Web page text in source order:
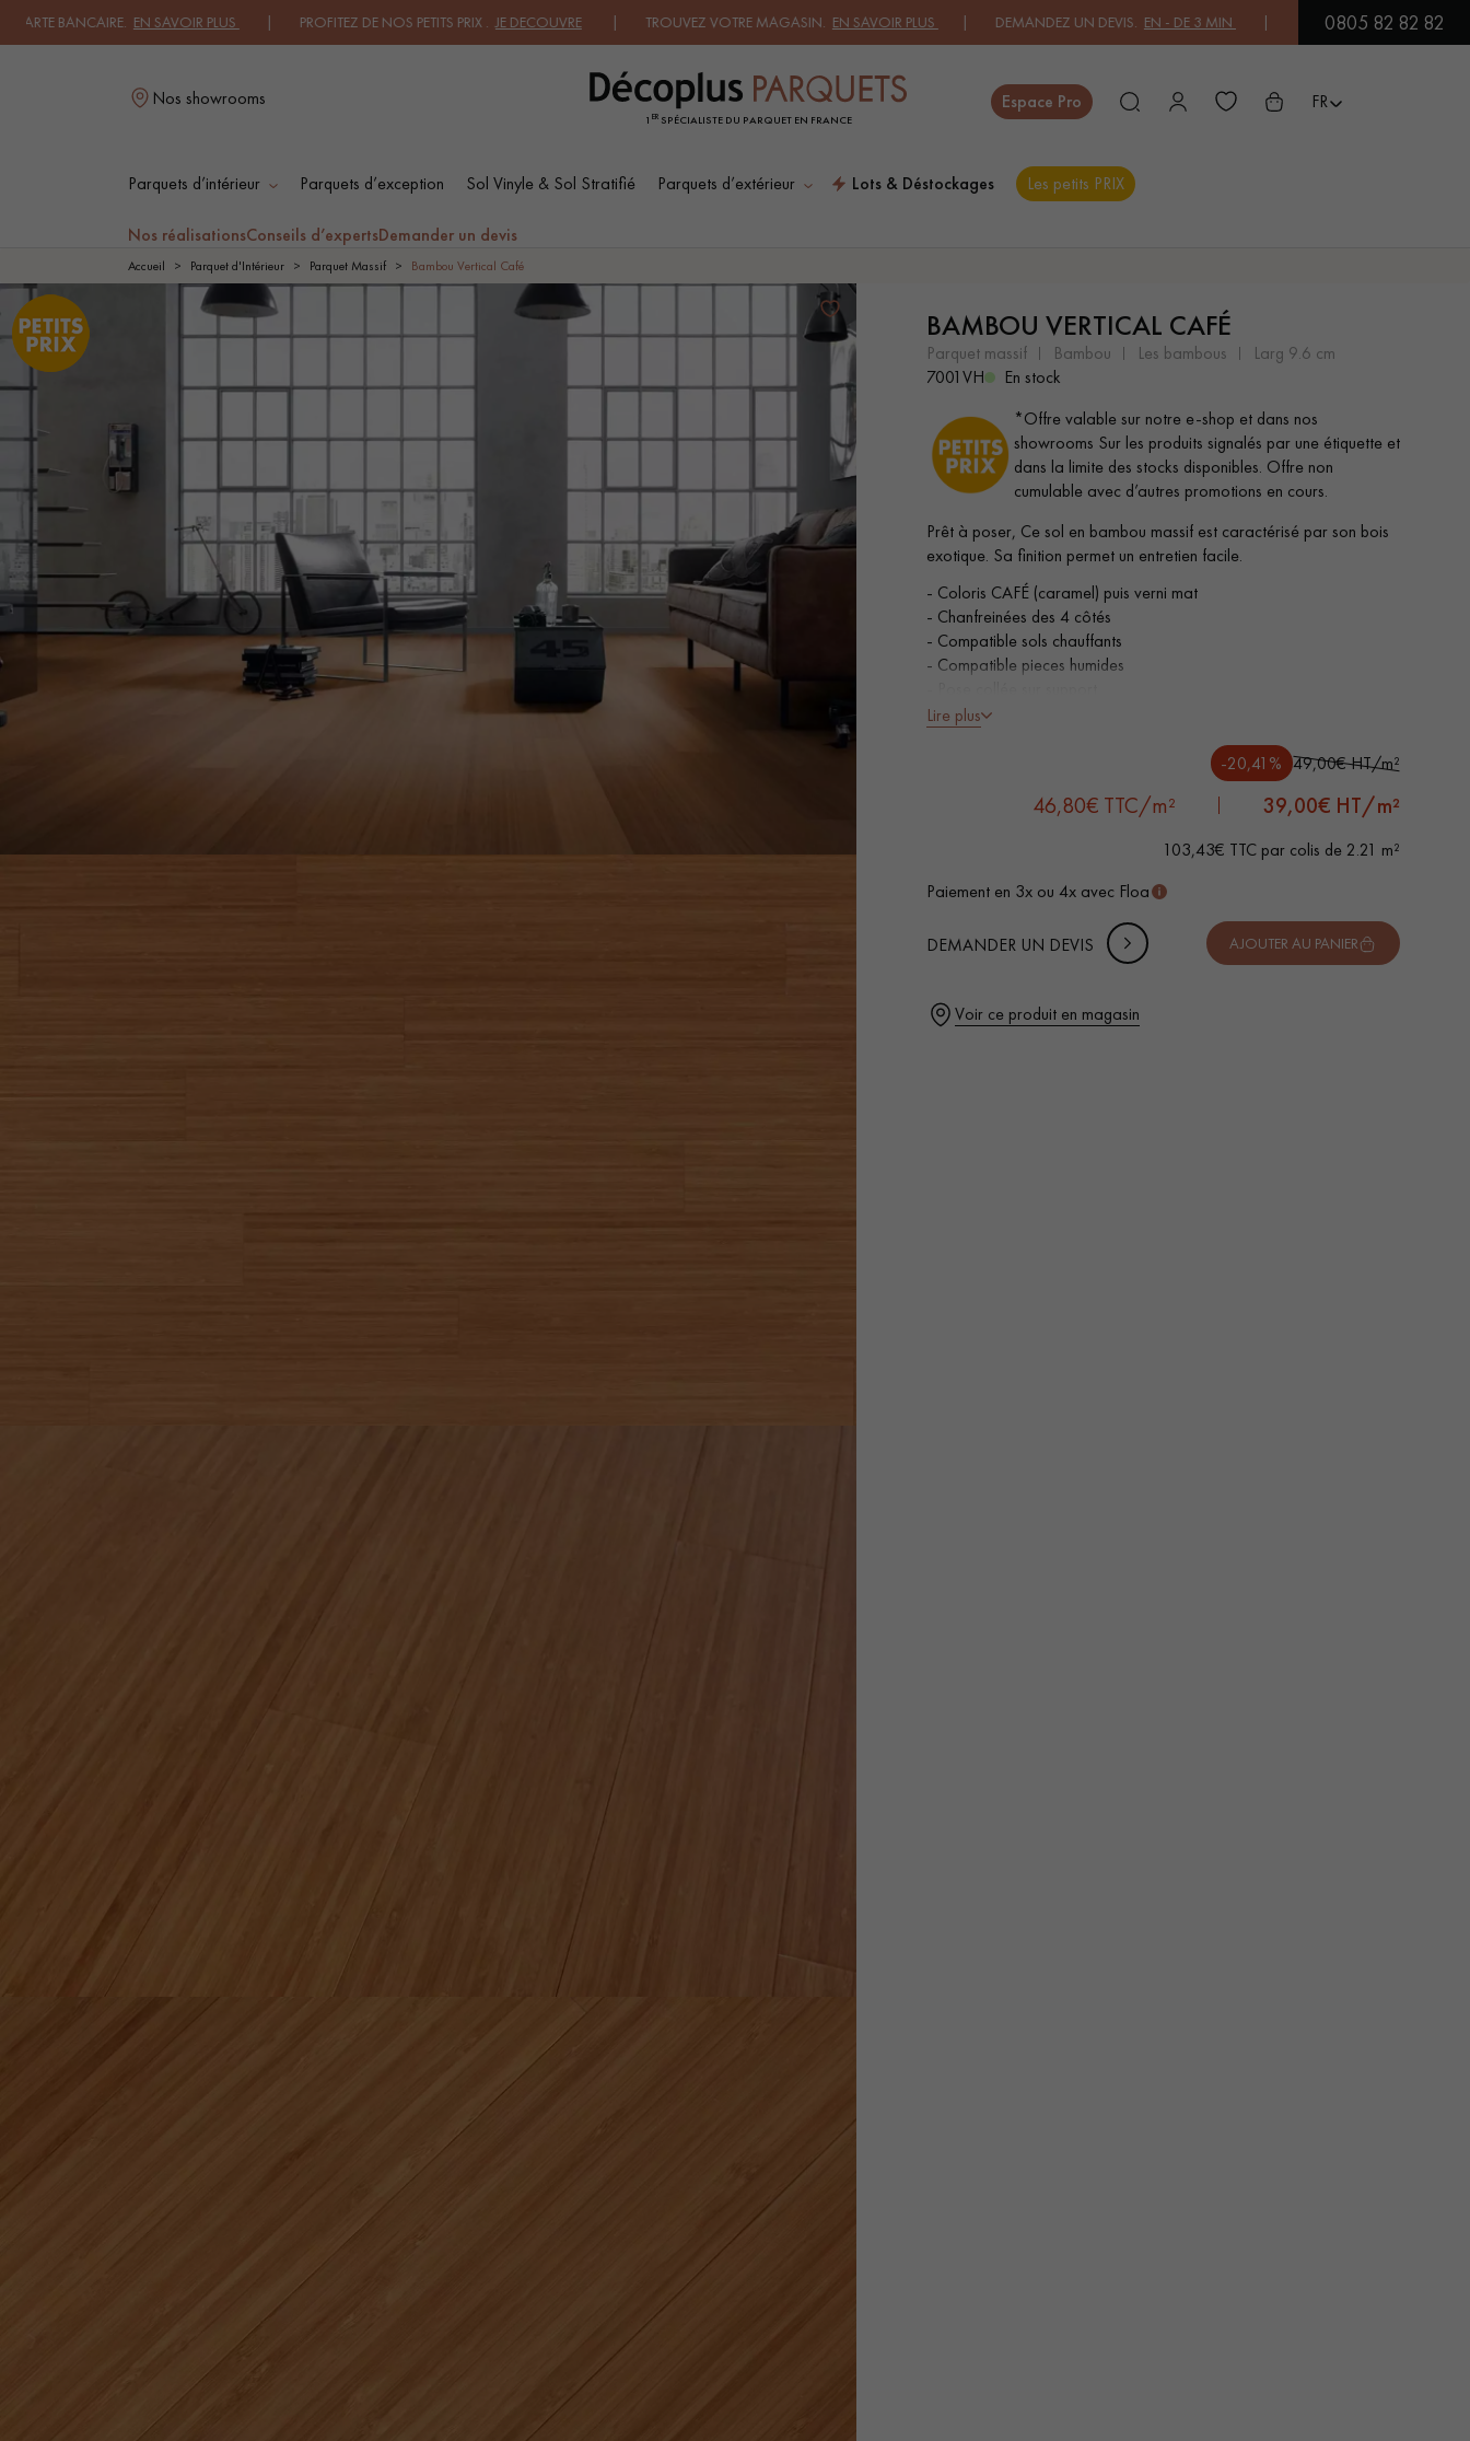
EN SAVOIR PLUS| PROFITEZ DE NOS PETITS PRIX .JE DECOUVRE | TROUVEZ VOTRE MAGASIN.EN SAVOIR PLUS| DEMANDEZ UN DEVIS. EN - DE 3 MIN | PAYEZ EN 3X OU 4X SANS FRAIS PAR
0805 82 82 82
Nos showrooms
1 ERSPÉCIALISTE DU PARQUET EN FRANCE
Espace Pro FR
Parquets d’intérieur Parquets d’exception Sol Vinyle & Sol Stratifié Parquets d’extérieur Lots & Déstockages Les petits PRIX
Nos réalisationsConseils d’expertsDemander un devisLES RECHERCHES LES PLUS COURANTES
CONTRECOLLÉ -
VERITABLES
PARQUETS À MOTIFS
PARQUET EN BOIS
EXOTIQUE
PARQUET VERNIS
PARQUET LAMES
LARGES XXL
PARQUET EN CHÊNE
ACCESSOIRES
PARQUET D'INTÉRIEUR
Nos conseillers sont disponibles au
0805 82 82 82
Nos experts sont à votre disposition pour vous guider pas à pas dans le choix et la pose de votre parquet.
Accueil Parquet d'Intérieur Parquet Massif Bambou Vertical Café
BAMBOU VERTICAL CAFÉ
parquet massif bambou les bambous
larg 9.6 cm
7001VH
En stock
*Offre valable sur notre e-shop et dans nos
showrooms Sur les produits signalés par une étiquette et
dans la limite des stocks disponibles. Offre non
cumulable avec d’autres promotions en cours.
Prêt à poser, Ce sol en bambou massif est caractérisé par son bois
exotique. Sa finition permet un entretien facile.
- Coloris CAFÉ (caramel) puis verni mat
- Chanfreinées des 4 côtés
- Compatible sols chauffants
- Compatible pieces humides
Lire plus
-20,41% 49,00€ HT/m²
46,80€ TTC/m² 39,00€ HT/m²
103,43€ TTC par colis de 2.21 m²
Paiement en 3x ou 4x avec Floa
DEMANDER UN DEVIS
m²
Ajouter 10% de marge de sécurité (pour les chutes et les
Soit colis
AJOUTER AU PANIER
Voir ce produit en magasin